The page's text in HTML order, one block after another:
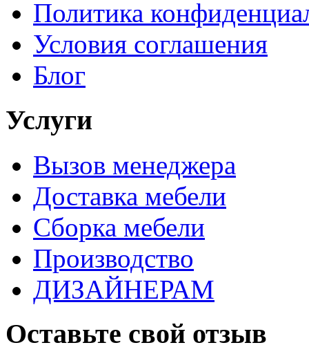
Политика
Условия соглашения
Блог
Услуги
Вызов менеджера
Доставка мебели
Сборка мебели
Производство
ДИЗАЙНЕРАМ
Оставьте свой отзыв